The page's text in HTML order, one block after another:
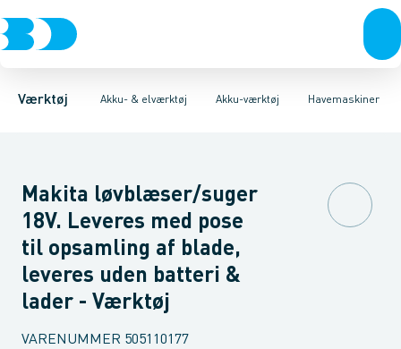
Værktøj Akku- & elværktøj
Akku- & elværktøj Håndværktøj Rørværktøj Bits & toppeBor
Akku-værktøj
Akku-værktøjElværktøjDiamantværktøjAffugtere &Havemaskiner
Bore/skruemaskinerSlagbore maskinerSlagskruetrækkere
Makita løvblæser/suger
18V. Leveres med pose
til opsamling af blade,
leveres uden batteri &
lader - Værktøj
VARENUMMER 505110177